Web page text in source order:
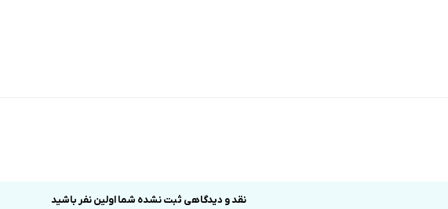
نقد و دیدگاهی ثبت نشده شما اولین نفر باشید